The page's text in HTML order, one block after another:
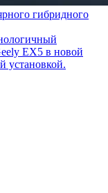
гибридного
EX5 в новой
установкой.